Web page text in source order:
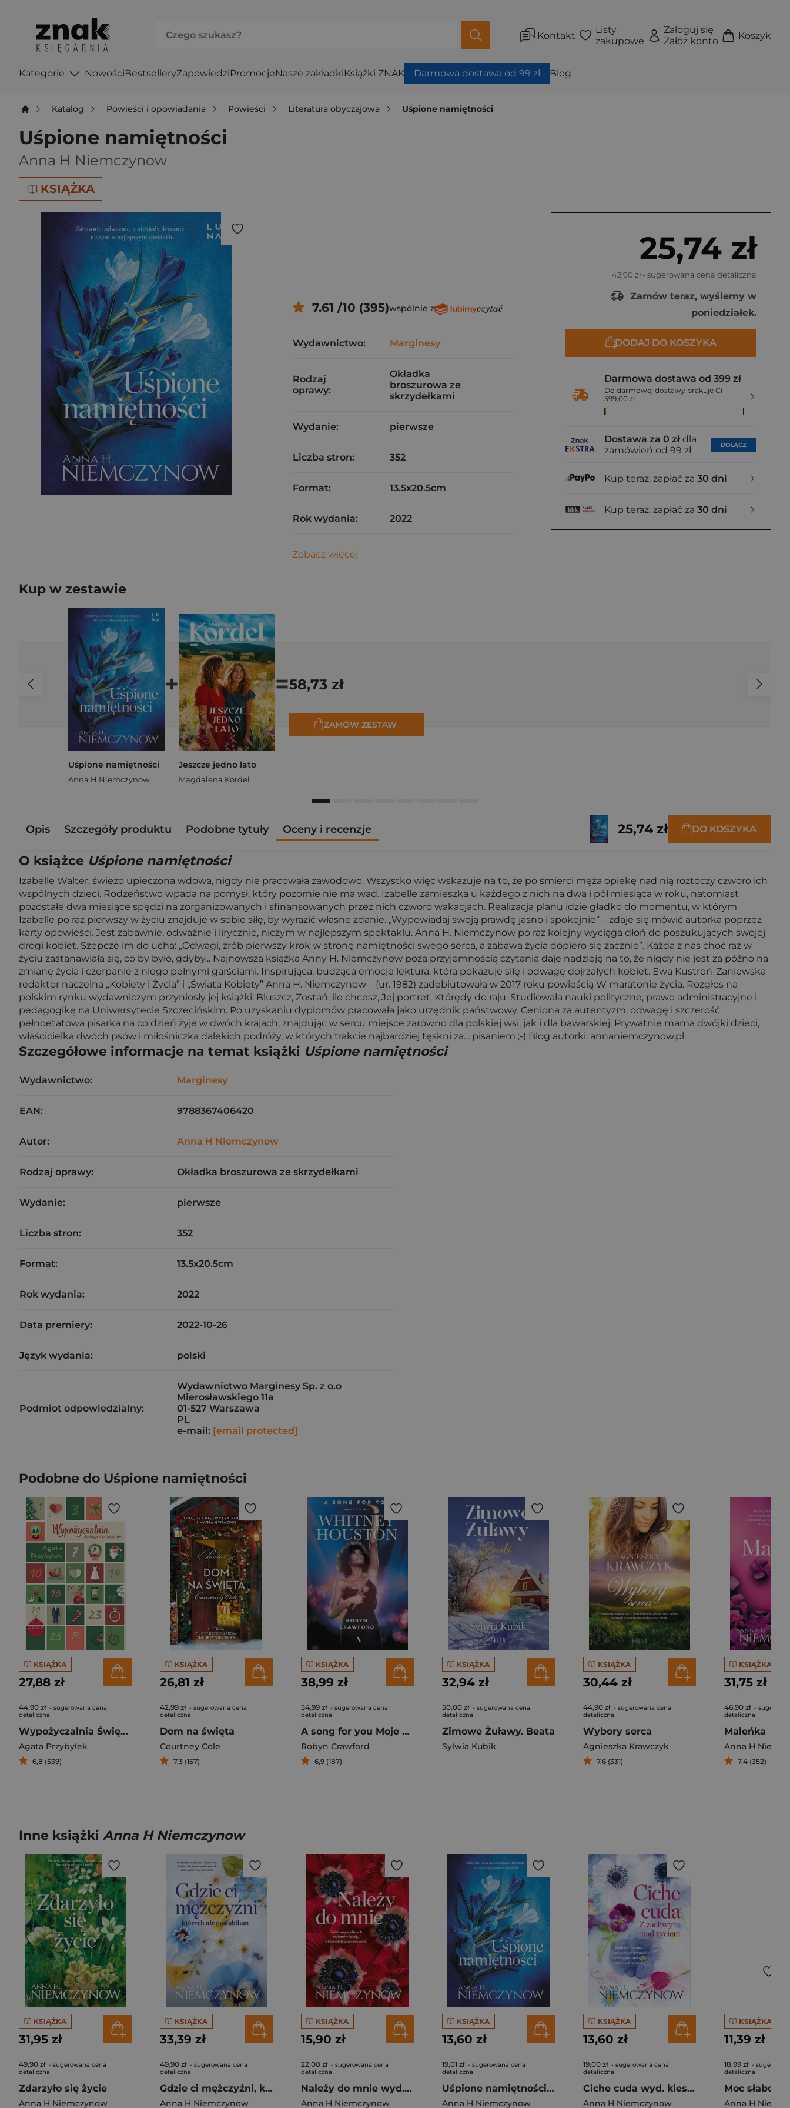
Kontakt
Listy
zakupowe
Zaloguj się
Załóż konto
Koszyk
Kategorie NowościBestselleryZapowiedziPromocjeNasze zakładkiKsiążki ZNAK Darmowa dostawa od 99 zł Blog
Katalog Powieści i opowiadania Powieści Literatura obyczajowa Uśpione namiętności
Uśpione namiętności
Anna H Niemczynow
KSIĄŻKA
25,74 zł
42,90 zł - sugerowana cena detaliczna
Zamów teraz, wyślemy w
poniedziałek.
DODAJ DO KOSZYKA
Darmowa dostawa od 399 zł
Do darmowej dostawy brakuje Ci
399,00 zł
Dostawa za 0 zł dla
zamówień od 99 zł
DOŁĄCZ
Kup teraz, zapłać za 30 dni
Kup teraz, zapłać za 30 dni
7.61 /10 (395)wspólnie z
Wydawnictwo: Marginesy
Rodzaj
oprawy:
Okładka
broszurowa ze
skrzydełkami
Wydanie: pierwsze
Liczba stron: 352
Format: 13.5x20.5cm
Rok wydania: 2022
Zobacz więcej
Kup w zestawie
Uśpione namiętności
Anna H Niemczynow
+
Jeszcze jedno lato
Magdalena Kordel
=58,73 zł
ZAMÓW ZESTAW
Opis Szczegóły produktu Podobne tytuły Oceny i recenzje 25,74 zł DO KOSZYKA
O książce Uśpione namiętności
Izabelle Walter, świeżo upieczona wdowa, nigdy nie pracowała zawodowo. Wszystko więc wskazuje na to, że po śmierci męża opiekę nad nią roztoczy czworo ich
wspólnych dzieci. Rodzeństwo wpada na pomysł, który pozornie nie ma wad. Izabelle zamieszka u każdego z nich na dwa i pół miesiąca w roku, natomiast
pozostałe dwa miesiące spędzi na zorganizowanych i sfinansowanych przez nich czworo wakacjach. Realizacja planu idzie gładko do momentu, w którym
Izabelle po raz pierwszy w życiu znajduje w sobie siłę, by wyrazić własne zdanie. „Wypowiadaj swoją prawdę jasno i spokojnie” – zdaje się mówić autorka poprzez
karty opowieści. Jest zabawnie, odważnie i lirycznie, niczym w najlepszym spektaklu. Anna H. Niemczynow po raz kolejny wyciąga dłoń do poszukujących swojej
drogi kobiet. Szepcze im do ucha: „Odwagi, zrób pierwszy krok w stronę namiętności swego serca, a zabawa życia dopiero się zacznie”. Każda z nas choć raz w
życiu zastanawiała się, co by było, gdyby... Najnowsza książka Anny H. Niemczynow poza przyjemnością czytania daje nadzieję na to, że nigdy nie jest za późno na
zmianę życia i czerpanie z niego pełnymi garściami. Inspirująca, budząca emocje lektura, która pokazuje siłę i odwagę dojrzałych kobiet. Ewa Kustroń-Zaniewska
redaktor naczelna „Kobiety i Życia” i „Świata Kobiety” Anna H. Niemczynow – (ur. 1982) zadebiutowała w 2017 roku powieścią W maratonie życia. Rozgłos na
polskim rynku wydawniczym przyniosły jej książki: Bluszcz, Zostań, ile chcesz, Jej portret, Którędy do raju. Studiowała nauki polityczne, prawo administracyjne i
pedagogikę na Uniwersytecie Szczecińskim. Po uzyskaniu dyplomów pracowała jako urzędnik państwowy. Ceniona za autentyzm, odwagę i szczerość
pełnoetatowa pisarka na co dzień żyje w dwóch krajach, znajdując w sercu miejsce zarówno dla polskiej wsi, jak i dla bawarskiej. Prywatnie mama dwójki dzieci,
właścicielka dwóch psów i miłośniczka dalekich podróży, w których trakcie najbardziej tęskni za… pisaniem ;-) Blog autorki: annaniemczynow.pl
Szczegółowe informacje na temat książki Uśpione namiętności
Wydawnictwo: Marginesy
EAN: 9788367406420
Autor: Anna H Niemczynow
Rodzaj oprawy: Okładka broszurowa ze skrzydełkami
Wydanie: pierwsze
Liczba stron: 352
Format: 13.5x20.5cm
Rok wydania: 2022
Data premiery: 2022-10-26
Język wydania: polski
Podmiot odpowiedzialny:
Wydawnictwo Marginesy Sp. z o.o
Mierosławskiego 11a
01-527 Warszawa
PL
e-mail: [email protected]
Podobne do Uśpione namiętności
KSIĄŻKA
27,88 zł
44,90 zł - sugerowana cena
detaliczna
Wypożyczalnia Świętych Mikołajów
Agata Przybyłek
6,8 (539)
KSIĄŻKA
26,81 zł
42,99 zł - sugerowana cena
detaliczna
Dom na święta
Courtney Cole
7,3 (157)
KSIĄŻKA
38,99 zł
54,99 zł - sugerowana cena
detaliczna
A song for you Moje życie z Whitney Houston
Robyn Crawford
6,9 (187)
KSIĄŻKA
32,94 zł
50,00 zł - sugerowana cena
detaliczna
Zimowe Żuławy. Beata
Sylwia Kubik
KSIĄŻKA
30,44 zł
44,90 zł - sugerowana cena
detaliczna
Wybory serca
Agnieszka Krawczyk
7,6 (331)
KSIĄŻKA
31,75 zł
46,90 zł -
detaliczna
Maleńka
Anna H
7,4 (352)
Inne książki Anna H Niemczynow
KSIĄŻKA
31,95 zł
49,90 zł - sugerowana cena
detaliczna
Zdarzyło się życie
Anna H Niemczynow
KSIĄŻKA
33,39 zł
49,90 zł - sugerowana cena
detaliczna
Gdzie ci mężczyźni, których nie poślubiłam
Anna H Niemczynow
KSIĄŻKA
15,90 zł
22,00 zł - sugerowana cena
detaliczna
Należy do mnie wyd. kieszonkowe
Anna H Niemczynow
KSIĄŻKA
13,60 zł
19,01 zł - sugerowana cena
detaliczna
Uśpione namiętności wyd. kieszonkowe
Anna H Niemczynow
KSIĄŻKA
13,60 zł
19,00 zł - sugerowana cena
detaliczna
Ciche cuda wyd. kieszonkowe
Anna H Niemczynow
KSIĄŻKA
11,39 zł
18,99 zł -
detaliczna
Anna H